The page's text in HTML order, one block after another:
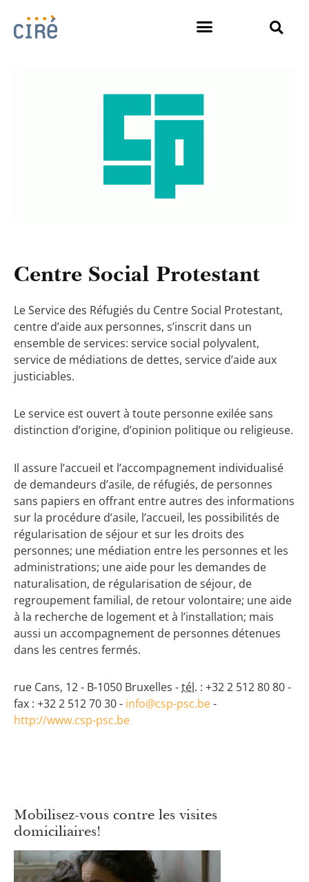
Centre Social Protestant
Le Service des Réfugiés du Centre Social Protestant,
centre d’aide aux personnes, s’inscrit dans un
ensemble de services: service social polyvalent,
service de médiations de dettes, service d’aide aux
justiciables.
Le service est ouvert à toute personne exilée sans
distinction d’origine, d’opinion politique ou religieuse.
Il assure l’accueil et l’accompagnement individualisé
de demandeurs d’asile, de réfugiés, de personnes
sans papiers en offrant entre autres des informations
sur la procédure d’asile, l’accueil, les possibilités de
régularisation de séjour et sur les droits des
personnes; une médiation entre les personnes et les
administrations; une aide pour les demandes de
naturalisation, de régularisation de séjour, de
regroupement familial, de retour volontaire; une aide
à la recherche de logement et à l’installation; mais
aussi un accompagnement de personnes détenues
dans les centres fermés.
rue Cans, 12 - B-1050 Bruxelles -tél. : +32 2 512 80 80 -
fax : +32 2 512 70 30 - info@csp-psc.be-
http://www.csp-psc.be
Mobilisez-vous contre les visites
domiciliaires!